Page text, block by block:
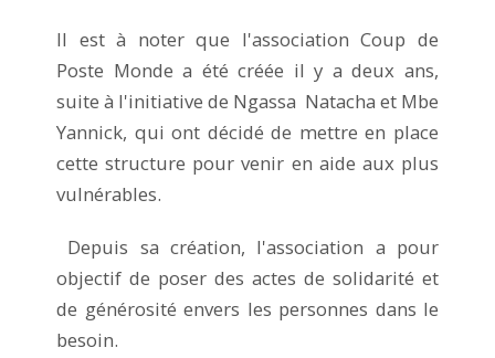
Il est à noter que l'association Coup de
Poste Monde a été créée il y a deux ans,
suite à l'initiative de Ngassa Natacha et Mbe
Yannick, qui ont décidé de mettre en place
cette structure pour venir en aide aux plus
vulnérables.
Depuis sa création, l'association a pour
objectif de poser des actes de solidarité et
de générosité envers les personnes dans le
besoin.